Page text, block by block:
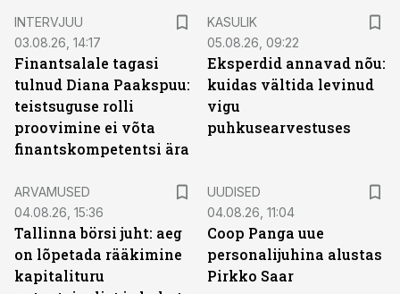
INTERVJUU
03.08.26, 14:17
Finantsalale tagasi
tulnud Diana Paakspuu:
teistsuguse rolli
proovimine ei võta
finantskompetentsi ära
KASULIK
05.08.26, 09:22
Eksperdid annavad nõu:
kuidas vältida levinud
vigu
puhkusearvestuses
ARVAMUSED
04.08.26, 15:36
Tallinna börsi juht: aeg
on lõpetada rääkimine
kapitalituru
UUDISED
04.08.26, 11:04
Coop Panga uue
personalijuhina alustas
Pirkko Saar